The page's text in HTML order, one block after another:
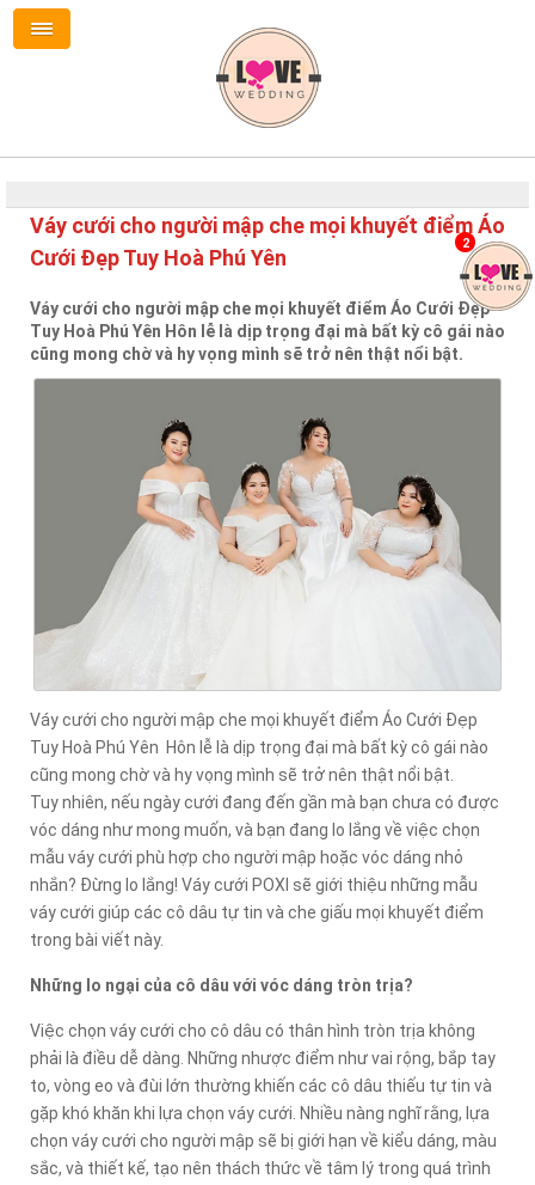
Váy cưới cho người mập che mọi khuyết điểm Áo
Cưới Đẹp Tuy Hoà Phú Yên
Váy cưới cho người mập che mọi khuyết điểm Áo Cưới Đẹp
Tuy Hoà Phú Yên Hôn lễ là dịp trọng đại mà bất kỳ cô gái nào
cũng mong chờ và hy vọng mình sẽ trở nên thật nổi bật.
Váy cưới cho người mập che mọi khuyết điểm Áo Cưới Đẹp
Tuy Hoà Phú Yên Hôn lễ là dịp trọng đại mà bất kỳ cô gái nào
cũng mong chờ và hy vọng mình sẽ trở nên thật nổi bật.
Tuy nhiên, nếu ngày cưới đang đến gần mà bạn chưa có được
vóc dáng như mong muốn, và bạn đang lo lắng về việc chọn
mẫu váy cưới phù hợp cho người mập hoặc vóc dáng nhỏ
nhắn? Đừng lo lắng! Váy cưới POXI sẽ giới thiệu những mẫu
váy cưới giúp các cô dâu tự tin và che giấu mọi khuyết điểm
trong bài viết này.
Những lo ngại của cô dâu với vóc dáng tròn trịa?
Việc chọn váy cưới cho cô dâu có thân hình tròn trịa không
phải là điều dễ dàng. Những nhược điểm như vai rộng, bắp tay
to, vòng eo và đùi lớn thường khiến các cô dâu thiếu tự tin và
gặp khó khăn khi lựa chọn váy cưới. Nhiều nàng nghĩ rằng, lựa
chọn váy cưới cho người mập sẽ bị giới hạn về kiểu dáng, màu
sắc, và thiết kế, tạo nên thách thức về tâm lý trong quá trình
2